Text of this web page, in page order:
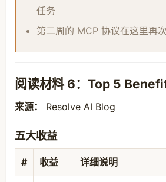
任务
第二周的 MCP 协议在这里再
阅读材料 6：Top 5
来源： Resolve AI Blog
五大收益
# 收益 详细说明